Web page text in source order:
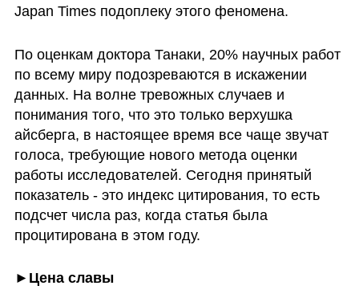
Japan Times подоплеку этого феномена.
По оценкам доктора Танаки, 20% научных работ
по всему миру подозреваются в искажении
данных. На волне тревожных случаев и
понимания того, что это только верхушка
айсберга, в настоящее время все чаще звучат
голоса, требующие нового метода оценки
работы исследователей. Сегодня принятый
показатель - это индекс цитирования, то есть
подсчет числа раз, когда статья была
процитирована в этом году.
►Цена славы